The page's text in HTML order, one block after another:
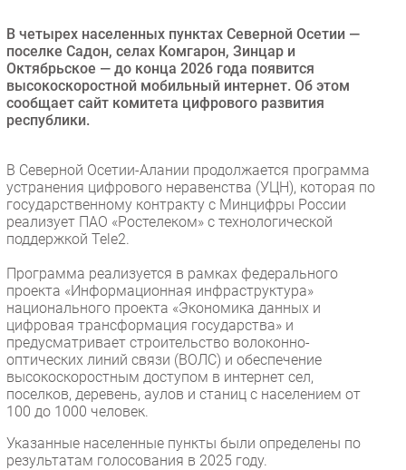
Маркетинг
Торговые сети
Оборудование
ПО
Кадры
Регулирование
Финансы
Web
Безопасность
Инновации
CIO/Управление ИТ
Гаджеты
Здоровье
РАЗДЕЛЫ
Новости
В четырех населенных пунктах Северной Осетии —
поселке Садон, селах Комгарон, Зинцар и
Октябрьское — до конца 2026 года появится
высокоскоростной мобильный интернет. Об этом
сообщает сайт комитета цифрового развития
республики.
В Северной Осетии-Алании продолжается программа
устранения цифрового неравенства (УЦН), которая по
государственному контракту с Минцифры России
реализует ПАО «Ростелеком» с технологической
поддержкой Tele2.
Программа реализуется в рамках федерального
проекта «Информационная инфраструктура»
национального проекта «Экономика данных и
цифровая трансформация государства» и
предусматривает строительство волоконно-
оптических линий связи (ВОЛС) и обеспечение
высокоскоростным доступом в интернет сел,
поселков, деревень, аулов и станиц с населением от
100 до 1000 человек.
Указанные населенные пункты были определены по
результатам голосования в 2025 году.